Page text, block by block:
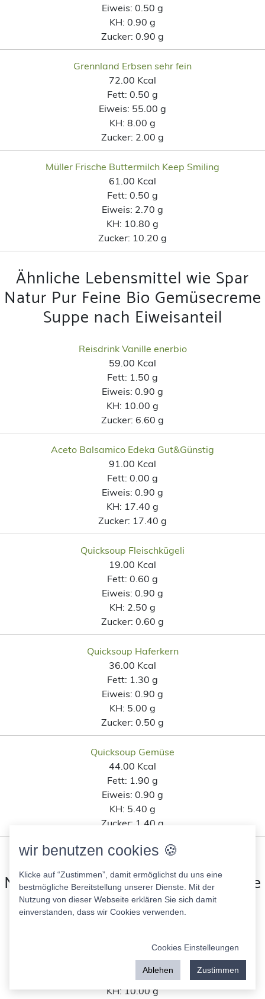
Eiweis: 0.50 g
KH: 0.90 g
Zucker: 0.90 g
Grennland Erbsen sehr fein
72.00 Kcal
Fett: 0.50 g
Eiweis: 55.00 g
KH: 8.00 g
Zucker: 2.00 g
Müller Frische Buttermilch Keep Smiling
61.00 Kcal
Fett: 0.50 g
Eiweis: 2.70 g
KH: 10.80 g
Zucker: 10.20 g
Ähnliche Lebensmittel wie Spar
Natur Pur Feine Bio Gemüsecreme
Suppe nach Eiweisanteil
Reisdrink Vanille enerbio
59.00 Kcal
Fett: 1.50 g
Eiweis: 0.90 g
KH: 10.00 g
Zucker: 6.60 g
Aceto Balsamico Edeka Gut&Günstig
91.00 Kcal
Fett: 0.00 g
Eiweis: 0.90 g
KH: 17.40 g
Zucker: 17.40 g
Quicksoup Fleischkügeli
19.00 Kcal
Fett: 0.60 g
Eiweis: 0.90 g
KH: 2.50 g
Zucker: 0.60 g
Quicksoup Haferkern
36.00 Kcal
Fett: 1.30 g
Eiweis: 0.90 g
KH: 5.00 g
Zucker: 0.50 g
Quicksoup Gemüse
44.00 Kcal
Fett: 1.90 g
Eiweis: 0.90 g
KH: 5.40 g
Zucker: 1.40 g
Ähnliche Lebensmittel wie Spar
Natur Pur Feine Bio Gemüsecreme
Suppe nach Kohlenhydratanteil
59.00 Kcal
1.50 g
0.90 g
KH:10.00 g
wir benutzen cookies 🍪
Klicke auf “Zustimmen”, damit ermöglichst du uns eine
bestmögliche Bereitstellung unserer Dienste. Mit der
Nutzung von dieser Webseite erklären Sie sich damit
einverstanden, dass wir Cookies verwenden.
Cookies Einstelleungen
Ablehen Zustimmen